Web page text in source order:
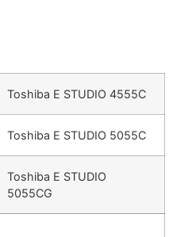
Toshiba E STUDIO 4555C
Toshiba E STUDIO 5055C
Toshiba E STUDIO
5055CG